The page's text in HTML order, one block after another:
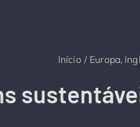
Início Europa